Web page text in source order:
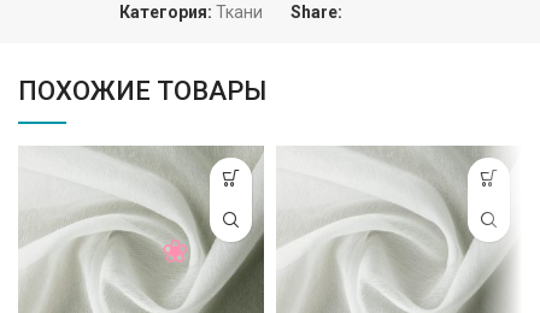
Категория: Ткани Share:
ПОХОЖИЕ ТОВАРЫ